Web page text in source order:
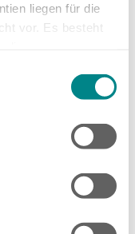
liegen für die
vor. Es besteht
Daten für
finden Sie in
Sie oder
Einwilligung zur
Zwecken. Die